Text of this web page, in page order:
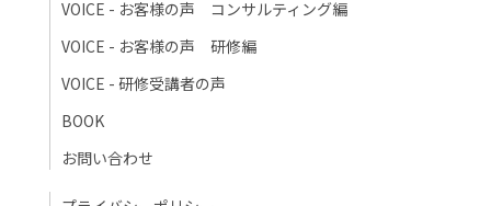
VOICE - お客様の声 コンサルティング編
VOICE - お客様の声 研修編
VOICE - 研修受講者の声
BOOK
お問い合わせ